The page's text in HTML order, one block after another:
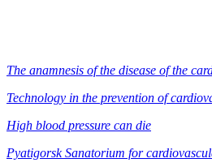
The anamnesis of the disease of the
Technology in the prevention of
High blood pressure can die
Pyatigorsk Sanatorium for